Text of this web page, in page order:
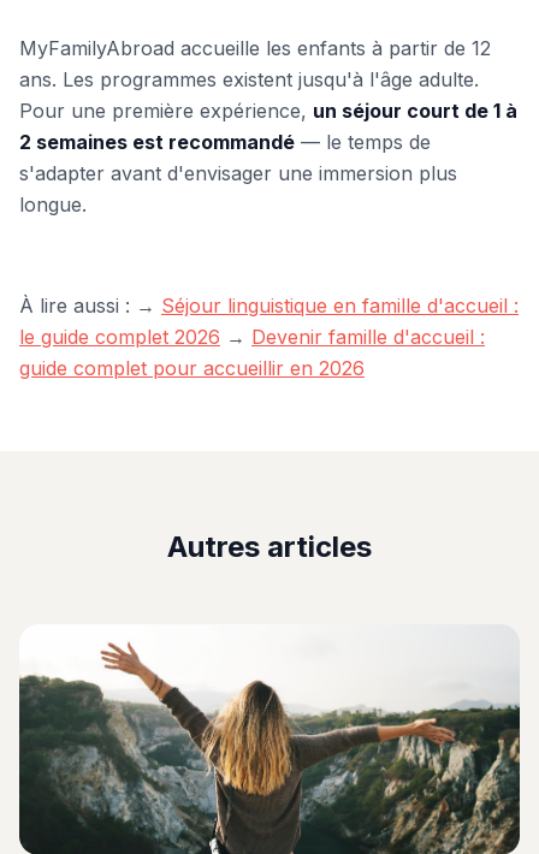
MyFamilyAbroad accueille les enfants à partir de 12
ans. Les programmes existent jusqu'à l'âge adulte.
Pour une première expérience, un séjour court de 1 à
2 semaines est recommandé — le temps de
s'adapter avant d'envisager une immersion plus
longue.
À lire aussi : → Séjour linguistique en famille d'accueil :
le guide complet 2026 → Devenir famille d'accueil :
guide complet pour accueillir en 2026
Autres articles